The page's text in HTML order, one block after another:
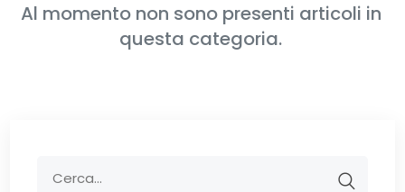
Al momento non sono presenti articoli in
questa categoria.